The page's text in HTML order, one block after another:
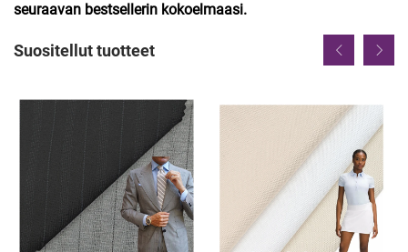
seuraavan bestsellerin kokoelmaasi.
Suositellut tuotteet